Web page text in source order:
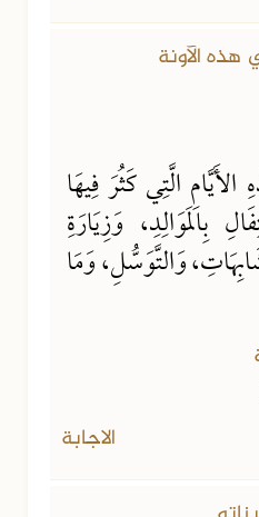
الآونة
الَّتِي كَثُرَ فِيهَا
بِالمَوَالِدِ، وَزِيَارَةِ
وَالتَّوَسُّلِ، وَمَا
الاجابة